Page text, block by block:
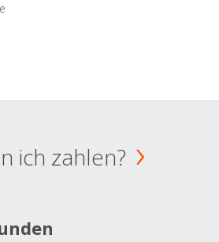
ich zahlen?